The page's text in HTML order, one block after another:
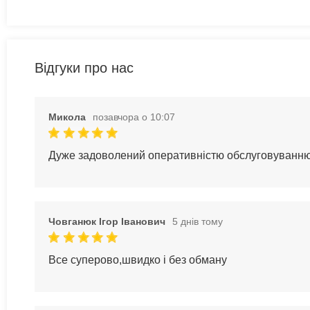
Відгуки про нас
Микола позавчора о 10:07
Дуже задоволений оперативністю
Човганюк Ігор Іванович 5 днів тому
Все суперово,швидко і без обману